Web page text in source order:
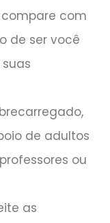
compare com
de ser você
de adultos
ou
as